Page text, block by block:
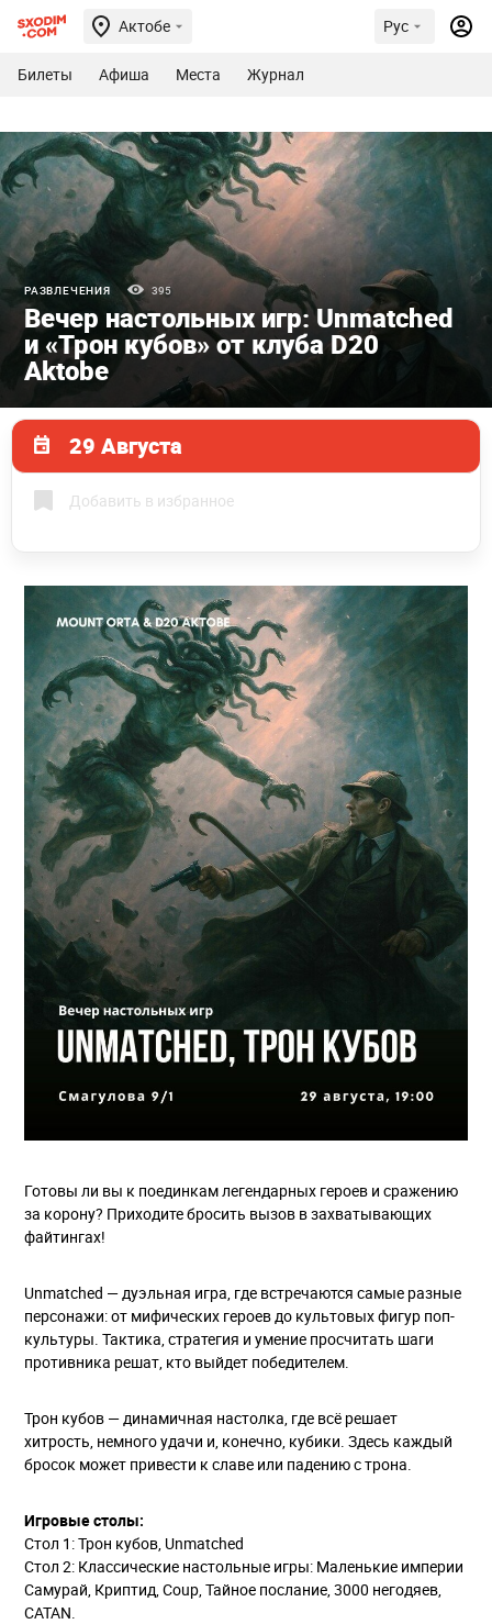
Актобе Рус
Билеты Афиша Места Журнал
РАЗВЛЕЧЕНИЯ 395
Вечер настольных игр: Unmatched
и «Трон кубов» от клуба D20
Aktobe
29 Августа
Добавить в избранное
Готовы ли вы к поединкам легендарных героев и сражению
за корону? Приходите бросить вызов в захватывающих
файтингах!
Unmatched — дуэльная игра, где встречаются самые разные
персонажи: от мифических героев до культовых фигур поп-
культуры. Тактика, стратегия и умение просчитать шаги
противника решат, кто выйдет победителем.
Трон кубов — динамичная настолка, где всё решает
хитрость, немного удачи и, конечно, кубики. Здесь каждый
бросок может привести к славе или падению с трона.
Игровые столы:
Стол 1: Трон кубов, Unmatched
Стол 2: Классические настольные игры: Маленькие империи
Самурай, Криптид, Coup, Тайное послание, 3000 негодяев,
CATAN.